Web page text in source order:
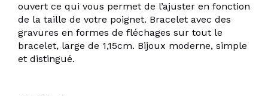
ouvert ce qui vous permet de l’ajuster en fonction
de la taille de votre poignet. Bracelet avec des
gravures en formes de fléchages sur tout le
bracelet, large de 1,15cm. Bijoux moderne, simple
et distingué.